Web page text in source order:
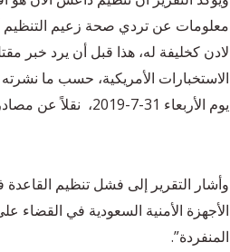
معلومات عن تردي صحة زعيم
لادن كخليفة له، هذا قبل أن يرد خبر
الاستخبارات الأمريكية، حسب ما
يوم الأربعاء 31-7-2019، نقلاً عن مصادر في الاستخبارات الأمريكية لم تحددها.
وأشار التقرير إلى فشل تنظيم
الأجهزة الأمنية السعودية في القضاء
المنفردة”.